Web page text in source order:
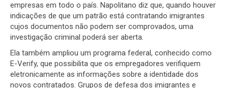
empresas em todo o país. Napolitano diz que, quando houver
indicações de que um patrão está contratando imigrantes
cujos documentos não podem ser comprovados, uma
investigação criminal poderá ser aberta.
Ela também ampliou um programa federal, conhecido como
E-Verify, que possibilita que os empregadores verifiquem
eletronicamente as informações sobre a identidade dos
novos contratados. Grupos de defesa dos imigrantes e